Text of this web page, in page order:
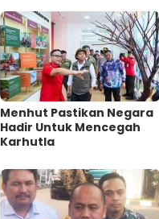
Menhut Pastikan Negara
Hadir Untuk Mencegah
Karhutla